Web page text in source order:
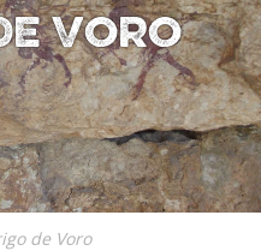
Voro
de Voro